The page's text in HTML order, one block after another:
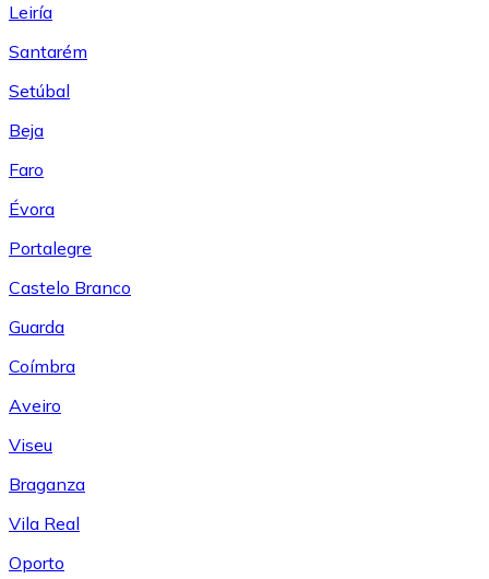
Leiría
Santarém
Setúbal
Beja
Faro
Évora
Portalegre
Castelo Branco
Guarda
Coímbra
Aveiro
Viseu
Braganza
Vila Real
Oporto